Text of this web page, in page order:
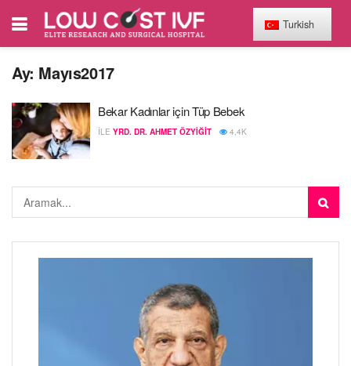
Ay: Mayıs2017
Bekar Kadınlar için Tüp Bebek
ILE YRD. DR. AHMET ÖZYIĞIT 4,4K
Turkish